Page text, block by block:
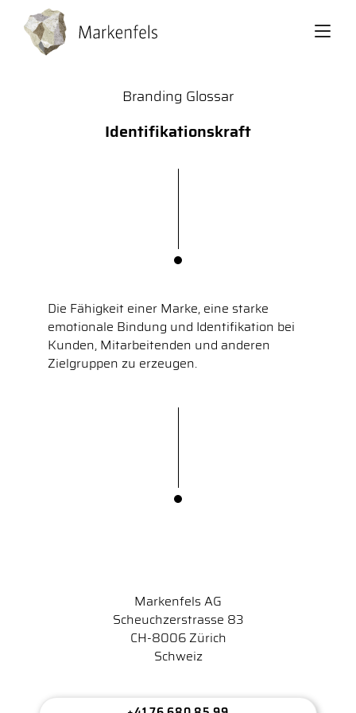
Branding Glossar
Identifikationskraft
Die Fähigkeit einer Marke, eine starke
emotionale Bindung und Identifikation bei
Kunden, Mitarbeitenden und anderen
Zielgruppen zu erzeugen.
Markenfels AG
Scheuchzerstrasse 83
CH-8006 Zürich
Schweiz